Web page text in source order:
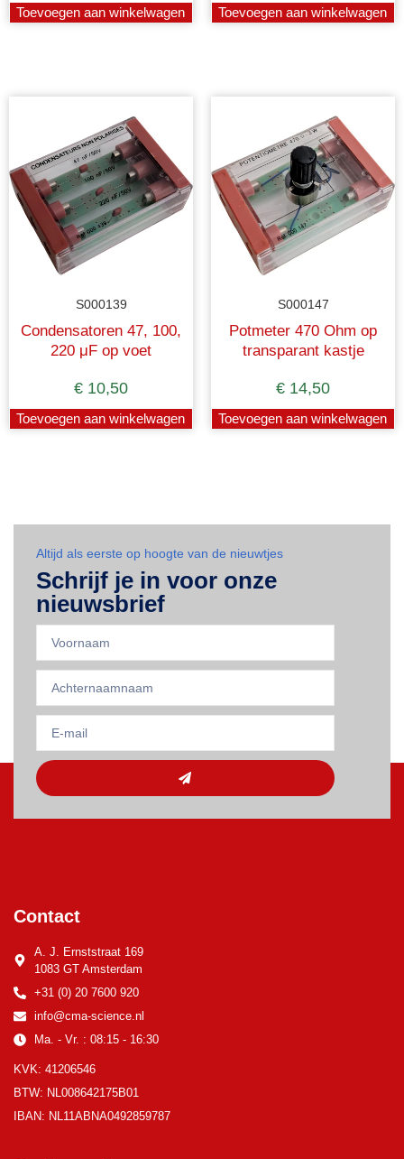
Toevoegen aan winkelwagen Toevoegen aan winkelwagen
S000139
Condensatoren 47, 100,
220 μF op voet
€ 10,50
Toevoegen aan winkelwagen
S000147
Potmeter 470 Ohm op
transparant kastje
€ 14,50
Toevoegen aan winkelwagen
Altijd als eerste op hoogte van de nieuwtjes
Schrijf je in voor onze
nieuwsbrief
Contact
A. J. Ernststraat 169
1083 GT Amsterdam
+31 (0) 20 7600 920
info@cma-science.nl
Ma. - Vr. : 08:15 - 16:30
KVK: 41206546
BTW: NL008642175B01
IBAN: NL11ABNA0492859787